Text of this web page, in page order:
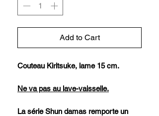
Add to Cart
Couteau Kiritsuke, lame 15 cm.
Ne va pas au lave-vaisselle.
La série Shun damas remporte un